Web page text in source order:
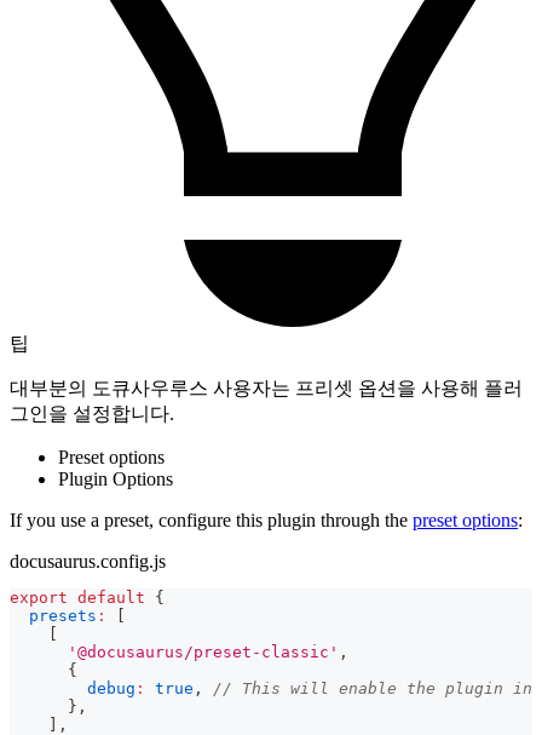
팁
대부분의 도큐사우루스 사용자는 프리셋 옵션을 사용해 플러
그인을 설정합니다.
Preset options
Plugin Options
If you use a preset, configure this plugin through the preset options:
docusaurus.config.js
export default
{
presets :
'@docusaurus/preset-classic' ,
{
debug : true ,
// This will enable the plugin in
} ,
,